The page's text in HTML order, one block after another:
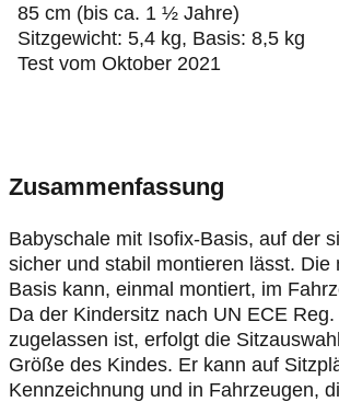
85 cm (bis ca. 1 ½ Jahre)
Sitzgewicht: 5,4 kg, Basis: 8,5 kg
Test vom Oktober 2021
Zusammenfassung
Babyschale mit Isofix-Basis, auf der
sicher und stabil montieren lässt. Die
Basis kann, einmal montiert, im
Da der Kindersitz nach UN ECE Reg.
zugelassen ist, erfolgt die
Größe des Kindes. Er kann auf
Kennzeichnung und in Fahrzeugen,